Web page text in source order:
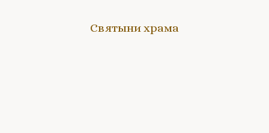
Святыни храма